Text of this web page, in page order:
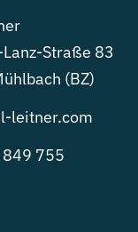
Straße 83
(BZ)
leitner.com
755